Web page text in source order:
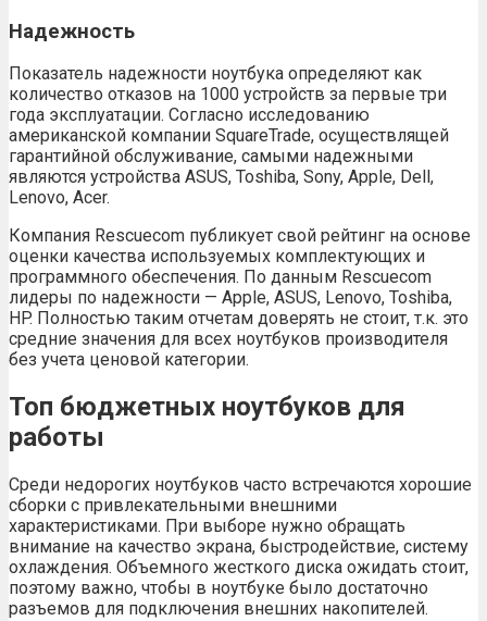
Надежность
Показатель надежности ноутбука определяют как
количество отказов на 1000 устройств за первые три
года эксплуатации. Согласно исследованию
американской компании SquareTrade, осуществлящей
гарантийной обслуживание, самыми надежными
являются устройства ASUS, Toshiba, Sony, Apple, Dell,
Lenovo, Acer.
Компания Rescuecom публикует свой рейтинг на основе
оценки качества используемых комплектующих и
программного обеспечения. По данным Rescuecom
лидеры по надежности — Apple, ASUS, Lenovo, Toshiba,
HP. Полностью таким отчетам доверять не стоит, т.к. это
средние значения для всех ноутбуков производителя
без учета ценовой категории.
Топ бюджетных ноутбуков для
работы
Среди недорогих ноутбуков часто встречаются хорошие
сборки с привлекательными внешними
характеристиками. При выборе нужно обращать
внимание на качество экрана, быстродействие, систему
охлаждения. Объемного жесткого диска ожидать стоит,
поэтому важно, чтобы в ноутбуке было достаточно
разъемов для подключения внешних накопителей.